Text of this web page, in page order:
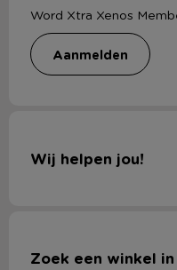
Word Xtra Xenos
aanmelden
Wij helpen jou!
Zoek een winkel